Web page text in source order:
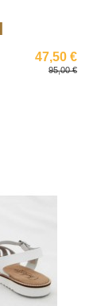
47,50 €
95,00 €